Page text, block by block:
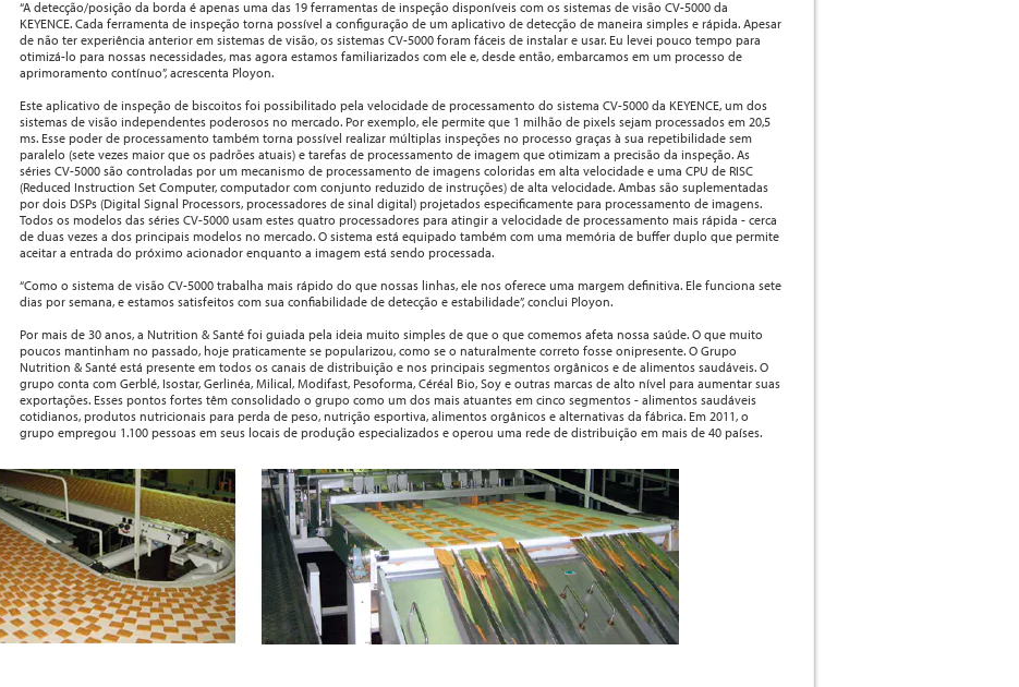
“A detecção/posição da borda é apenas uma das 19 ferramentas de inspeção disponíveis com os sistemas de visão CV-5000 da
KEYENCE. Cada ferramenta de inspeção torna possível a configuração de um aplicativo de detecção de maneira simples e rápida. Apesar
de não ter experiência anterior em sistemas de visão, os sistemas CV-5000 foram fáceis de instalar e usar. Eu levei pouco tempo para
otimizá-lo para nossas necessidades, mas agora estamos familiarizados com ele e, desde então, embarcamos em um processo de
aprimoramento contínuo”, acrescenta Ployon.
Este aplicativo de inspeção de biscoitos foi possibilitado pela velocidade de processamento do sistema CV-5000 da KEYENCE, um dos
sistemas de visão independentes poderosos no mercado. Por exemplo, ele permite que 1 milhão de pixels sejam processados em 20,5
ms. Esse poder de processamento também torna possível realizar múltiplas inspeções no processo graças à sua repetibilidade sem
paralelo (sete vezes maior que os padrões atuais) e tarefas de processamento de imagem que otimizam a precisão da inspeção. As
séries CV-5000 são controladas por um mecanismo de processamento de imagens coloridas em alta velocidade e uma CPU de RISC
(Reduced Instruction Set Computer, computador com conjunto reduzido de instruções) de alta velocidade. Ambas são suplementadas
por dois DSPs (Digital Signal Processors, processadores de sinal digital) projetados especificamente para processamento de imagens.
Todos os modelos das séries CV-5000 usam estes quatro processadores para atingir a velocidade de processamento mais rápida - cerca
de duas vezes a dos principais modelos no mercado. O sistema está equipado também com uma memória de buffer duplo que permite
aceitar a entrada do próximo acionador enquanto a imagem está sendo processada.
“Como o sistema de visão CV-5000 trabalha mais rápido do que nossas linhas, ele nos oferece uma margem definitiva. Ele funciona sete
dias por semana, e estamos satisfeitos com sua confiabilidade de detecção e estabilidade”, conclui Ployon.
Por mais de 30 anos, a Nutrition & Santé foi guiada pela ideia muito simples de que o que comemos afeta nossa saúde. O que muito
poucos mantinham no passado, hoje praticamente se popularizou, como se o naturalmente correto fosse onipresente. O Grupo
Nutrition & Santé está presente em todos os canais de distribuição e nos principais segmentos orgânicos e de alimentos saudáveis. O
grupo conta com Gerblé, Isostar, Gerlinéa, Milical, Modifast, Pesoforma, Céréal Bio, Soy e outras marcas de alto nível para aumentar suas
exportações. Esses pontos fortes têm consolidado o grupo como um dos mais atuantes em cinco segmentos - alimentos saudáveis
cotidianos, produtos nutricionais para perda de peso, nutrição esportiva, alimentos orgânicos e alternativas da fábrica. Em 2011, o
grupo empregou 1.100 pessoas em seus locais de produção especializados e operou uma rede de distribuição em mais de 40 países.